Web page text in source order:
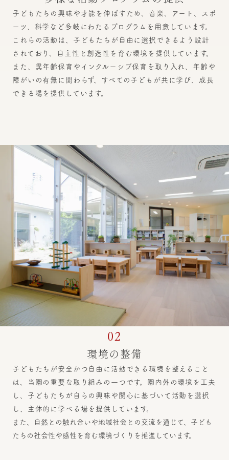
子どもたちの興味や才能を伸ばすため、音楽、アート、スポ
ーツ、科学など多岐にわたるプログラムを用意しています。
これらの活動は、子どもたちが自由に選択できるよう設計
されており、自主性と創造性を育む環境を提供しています。
また、異年齢保育やインクルーシブ保育を取り入れ、年齢や
障がいの有無に関わらず、すべての子どもが共に学び、成長
できる場を提供しています。
02
環境の整備
子どもたちが安全かつ自由に活動できる環境を整えること
は、当園の重要な取り組みの一つです。園内外の環境を工夫
し、子どもたちが自らの興味や関心に基づいて活動を選択
し、主体的に学べる場を提供しています。
また、自然との触れ合いや地域社会との交流を通じて、子ども
たちの社会性や感性を育む環境づくりを推進しています。